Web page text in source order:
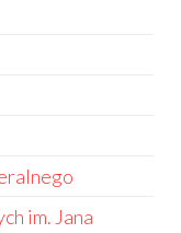
im. Jana